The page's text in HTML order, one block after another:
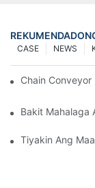
NEWS
CASE
Chain Conveyor
Bakit Mahalaga
Tiyakin Ang